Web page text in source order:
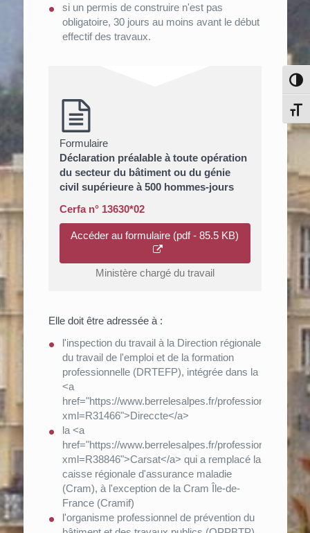
si un permis de construire n'est pas
obligatoire, 30 jours au moins avant le début
effectif des travaux.
Formulaire
Déclaration préalable à toute opération
du secteur du bâtiment ou du génie
civil supérieure à 500 hommes-jours
Cerfa n° 13630*02
Accéder au formulaire (pdf - 85.5 KB)
Ministère chargé du travail
Elle doit être adressée à :
l'inspection du travail à la Direction régionale
du travail de l'emploi et de la formation
professionnelle (DRTEFP), intégrée dans la
<a
href="https://www.berrelesalpes.fr/professionnels/?
xml=R31466">Direccte</a>
la <a
href="https://www.berrelesalpes.fr/professionnels/?
xml=R38846">Carsat</a> qui a remplacé la
caisse régionale d'assurance maladie
(Cram), à l'exception de la Cram Île-de-
France (Cramif)
l'organisme professionnel de prévention du